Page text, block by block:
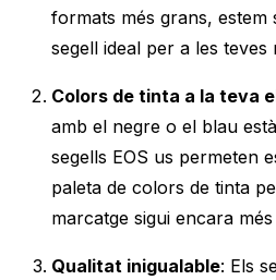
formats més grans,
segell ideal per a les teves
Colors de tinta a la teva
amb el negre o el blau
segells EOS us permeten
paleta de colors de tinta
marcatge sigui encara
Qualitat inigualable: Els